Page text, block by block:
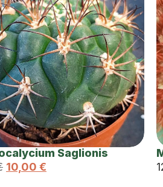
Saglionis
10,00 €